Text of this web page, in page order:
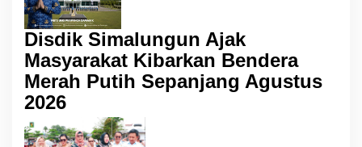
Disdik Simalungun Ajak
Masyarakat Kibarkan Bendera
Merah Putih Sepanjang Agustus
2026